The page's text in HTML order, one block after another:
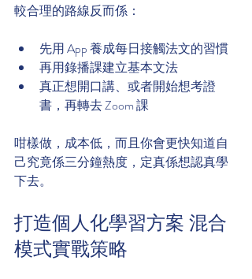
較合理的路線反而係：
先用 App 養成每日接觸法文的習慣
再用錄播課建立基本文法
真正想開口講、或者開始想考證
書，再轉去 Zoom 課
咁樣做，成本低，而且你會更快知道自
己究竟係三分鐘熱度，定真係想認真學
下去。
打造個人化學習方案 混合
模式實戰策略